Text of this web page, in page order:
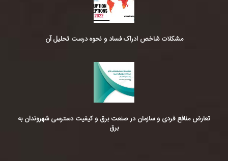
مشکلات شاخص ادراک فساد و نحوه درست تحلیل آن
تعارض منافع فردی و سازمان در صنعت برق و کیفیت دسترسی شهروندان به
برق